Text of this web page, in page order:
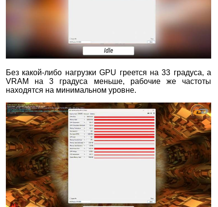
Без какой-либо нагрузки GPU греется на 33 градуса, а
VRAM на 3 градуса меньше, рабочие же частоты
находятся на минимальном уровне.